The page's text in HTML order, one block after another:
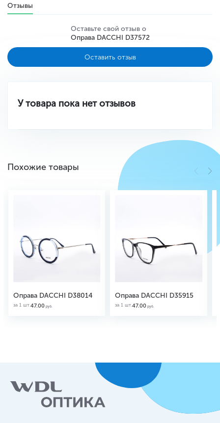
Отзывы
Оставьте свой отзыв о
Оправа DACCHI D37572
Оставить отзыв
У товара пока нет отзывов
Похожие товары
Оправа DACCHI D38014
за 1 шт.47.00 руб.
Оправа DACCHI D35915
за 1 шт.47.00 руб.